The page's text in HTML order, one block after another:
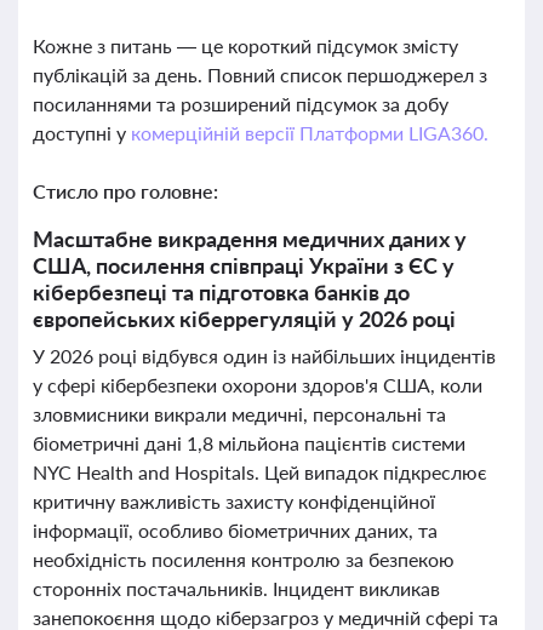
Кожне з питань — це короткий підсумок змісту
публікацій за день. Повний список першоджерел з
посиланнями та розширений підсумок за добу
доступні у комерційній версії Платформи LIGA360.
Стисло про головне:
Масштабне викрадення медичних даних у
США, посилення співпраці України з ЄС у
кібербезпеці та підготовка банків до
європейських кіберрегуляцій у 2026 році
У 2026 році відбувся один із найбільших інцидентів
у сфері кібербезпеки охорони здоров'я США, коли
зловмисники викрали медичні, персональні та
біометричні дані 1,8 мільйона пацієнтів системи
NYC Health and Hospitals. Цей випадок підкреслює
критичну важливість захисту конфіденційної
інформації, особливо біометричних даних, та
необхідність посилення контролю за безпекою
сторонніх постачальників. Інцидент викликав
занепокоєння щодо кіберзагроз у медичній сфері та